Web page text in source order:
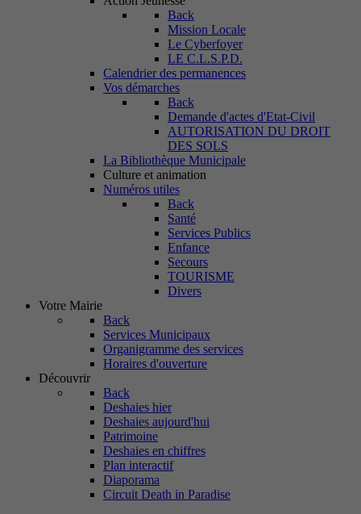
Back
Mission Locale
Le Cyberfoyer
LE C.L.S.P.D.
Calendrier des permanences
Vos démarches
Back
Demande d'actes d'Etat-Civil
AUTORISATION DU DROIT
DES SOLS
La Bibliothèque Municipale
Culture et animation
Numéros utiles
Back
Santé
Services Publics
Enfance
Secours
TOURISME
Divers
Votre Mairie
Back
Services Municipaux
Organigramme des services
Horaires d'ouverture
Découvrir
Back
Deshaies hier
Deshaies aujourd'hui
Patrimoine
Deshaies en chiffres
Plan interactif
Diaporama
Circuit Death in Paradise